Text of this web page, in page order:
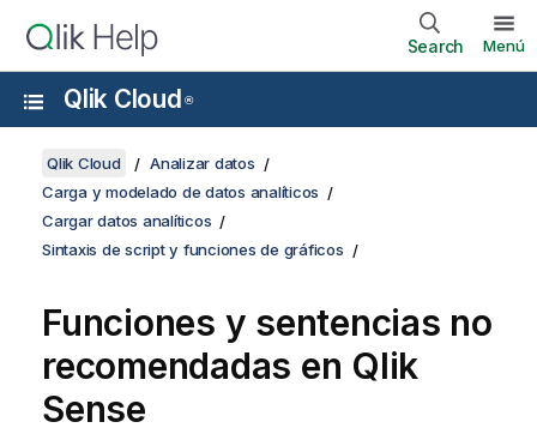
Search Menú
Qlik Cloud ®
Qlik Cloud
Analizar datos
Carga y modelado de datos analíticos
Cargar datos analíticos
Sintaxis de script y funciones de gráficos
Funciones y sentencias no
recomendadas en Qlik
Sense